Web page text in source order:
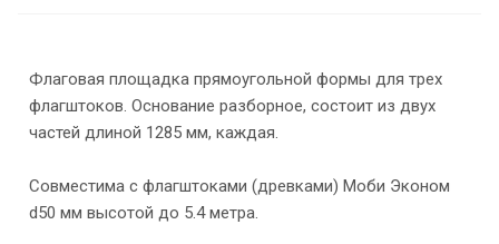
Флаговая площадка прямоугольной формы для трех
флагштоков. Основание разборное, состоит из двух
частей длиной 1285 мм, каждая.
Совместима с флагштоками (древками) Моби Эконом
d50 мм высотой до 5.4 метра.